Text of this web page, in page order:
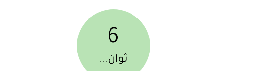
6
ثوان...